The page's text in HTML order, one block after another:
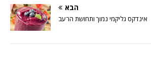
הבא
אינדקס גליקמי נמוך ותחושת הרעב